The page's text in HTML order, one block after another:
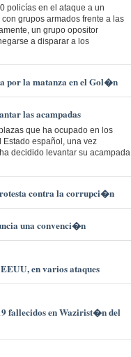
policías en el ataque a un
grupos armados frente a las
un grupo opositor
a disparar a los
por la matanza en el Gol�n
las acampadas
que ha ocupado en los
español, una vez
decidido levantar su acampada
contra la corrupci�n
una convenci�n
en varios ataques
fallecidos en Wazirist�n del